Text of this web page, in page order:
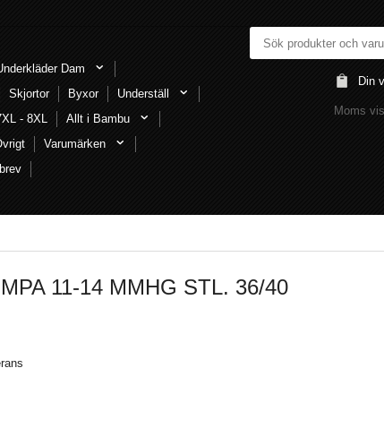
Dam
Skjortor Byxor
Underställ
- 8XL
Allt i Bambu
Varumärken
Din
Moms
11-14 MMHG STL. 36/40